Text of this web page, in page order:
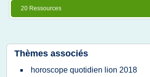
20 Ressources
Thèmes associés
horoscope quotidien lion 2018